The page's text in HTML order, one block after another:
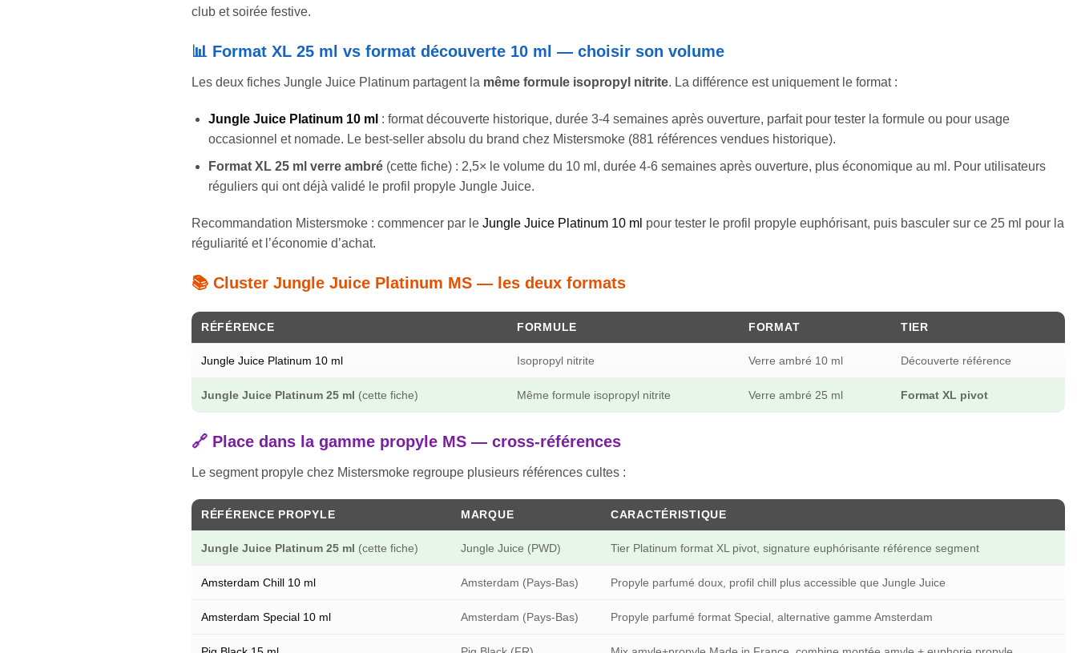
club et soirée festive.
📊 Format XL 25 ml vs format découverte 10 ml — choisir son volume
Les deux fiches Jungle Juice Platinum partagent la même formule isopropyl nitrite. La différence est uniquement le format :
Jungle Juice Platinum 10 ml : format découverte historique, durée 3-4 semaines après ouverture, parfait pour tester la formule ou pour usage
occasionnel et nomade. Le best-seller absolu du brand chez Mistersmoke (881 références vendues historique).
Format XL 25 ml verre ambré(cette fiche) : 2,5× le volume du 10 ml, durée 4-6 semaines après ouverture, plus économique au ml. Pour utilisateurs
réguliers qui ont déjà validé le profil propyle Jungle Juice.
Recommandation Mistersmoke : commencer par le Jungle Juice Platinum 10 ml pour tester le profil propyle euphórisant, puis basculer sur ce 25 ml pour la
réguliarité et l’économie d’achat.
📚 Cluster Jungle Juice Platinum MS — les deux formats
RÉFÉRENCE FORMULE FORMAT TIER
Jungle Juice Platinum 10 ml Isopropyl nitrite Verre ambré 10 ml Découverte référence
Jungle Juice Platinum 25 ml (cette fiche) Même formule isopropyl nitrite Verre ambré 25 ml Format XL pivot
🔗 Place dans la gamme propyle MS — cross-références
Le segment propyle chez Mistersmoke regroupe plusieurs références cultes :
RÉFÉRENCE PROPYLE MARQUE CARACTÉRISTIQUE
Jungle Juice Platinum 25 ml (cette fiche) Jungle Juice (PWD) Tier Platinum format XL pivot, signature euphórisante référence segment
Amsterdam Chill 10 ml Amsterdam (Pays-Bas) Propyle parfumé doux, profil chill plus accessible que Jungle Juice
Amsterdam Special 10 ml Amsterdam (Pays-Bas) Propyle parfumé format Special, alternative gamme Amsterdam